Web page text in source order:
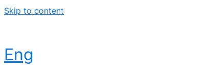
Skip to content
Eng